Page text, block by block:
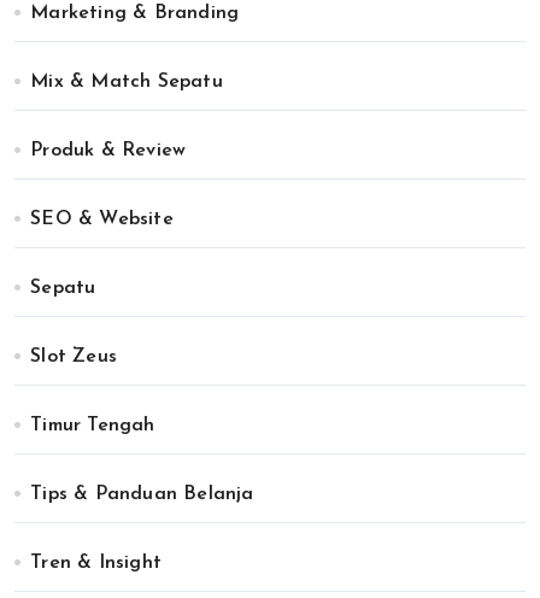
Marketing & Branding
Mix & Match Sepatu
Produk & Review
SEO & Website
Sepatu
Slot Zeus
Timur Tengah
Tips & Panduan Belanja
Tren & Insight